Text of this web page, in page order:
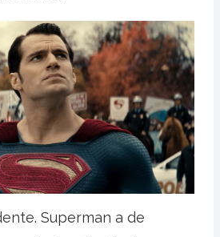
Superman a de